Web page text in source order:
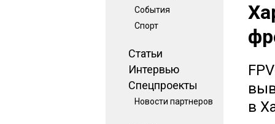
События
Спорт
Статьи
Интервью
Спецпроекты
Новости партнеров
в